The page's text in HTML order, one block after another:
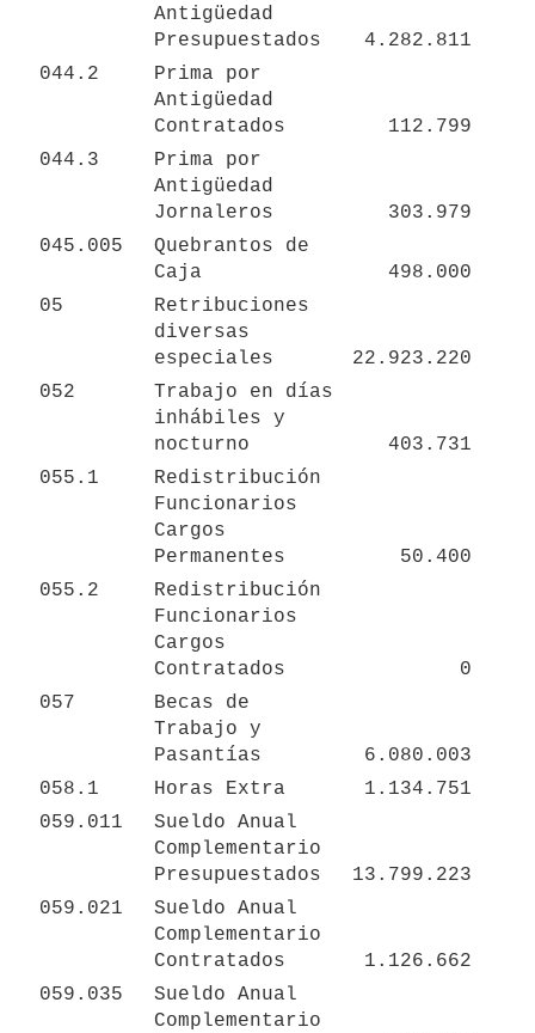
Antigüedad
Presupuestados
4.282.811
044.2
Prima por
Antigüedad
Contratados
112.799
044.3
Prima por
Antigüedad
Jornaleros
303.979
045.005
Quebrantos de
Caja
498.000
05
Retribuciones
diversas
especiales
22.923.220
052
Trabajo en días
inhábiles y
nocturno
403.731
055.1
Redistribución
Funcionarios
Cargos
Permanentes
50.400
055.2
Redistribución
Funcionarios
Cargos
Contratados
0
057
Becas de
Trabajo y
Pasantías
6.080.003
058.1
Horas Extra
1.134.751
059.011
Sueldo Anual
Complementario
Presupuestados
13.799.223
059.021
Sueldo Anual
Complementario
Contratados
1.126.662
059.035
Sueldo Anual
Complementario